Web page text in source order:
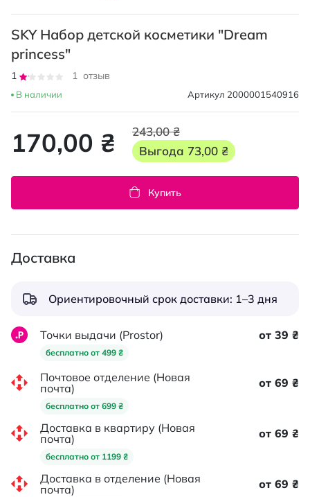
SKY Набор детской косметики "Dream
princess"
Рейтинг:
1
1 отзыв
В наличии Артикул 2000001540916
170,00 ₴
243,00 ₴
Выгода 73,00 ₴
Купить
Доставка
Ориентировочный срок доставки: 1–3 дня
Точки выдачи (Prostor)
бесплатно от 499 ₴
от 39 ₴
Почтовое отделение (Новая
почта)
бесплатно от 699 ₴
от 69 ₴
Доставка в квартиру (Новая
почта)
бесплатно от 1199 ₴
от 69 ₴
Доставка в отделение (Новая
почта)
от 69 ₴